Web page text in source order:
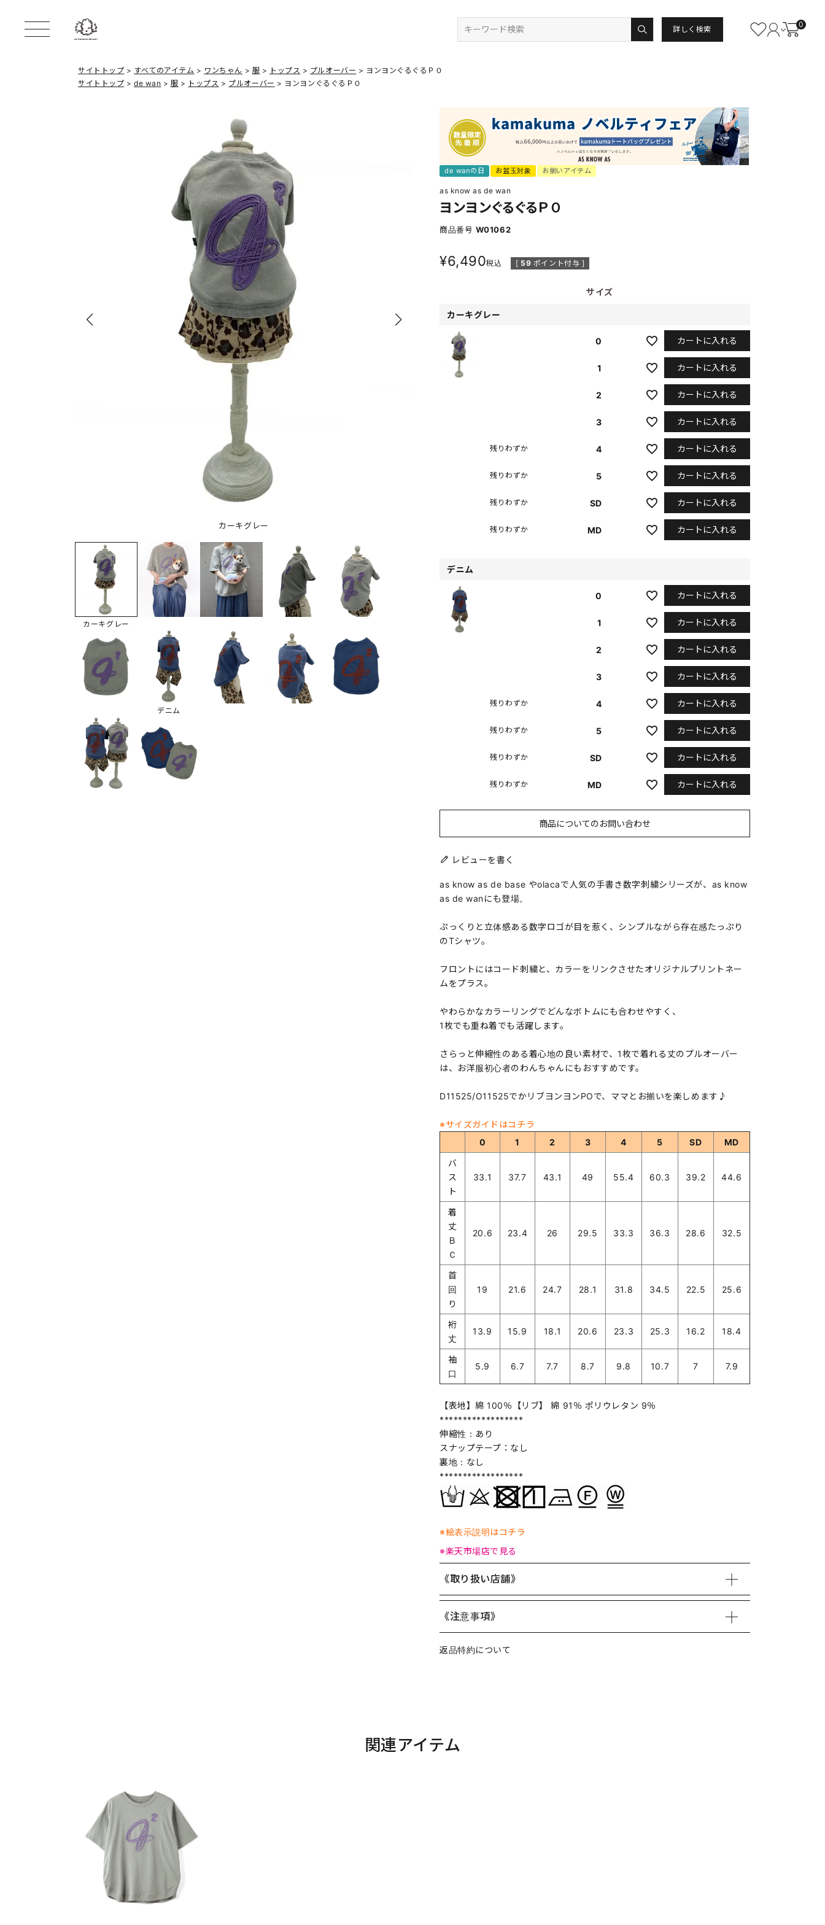
詳しく検索
0
サイトトップ すべてのアイテム ワンちゃん 服 トップス プルオーバー
ヨンヨンぐるぐるＰＯ
サイトトップ
de wan 服 トップス プルオーバー ヨンヨンぐるぐるＰＯ
カーキグレー
カーキグレー
デニム
de wanの日 お盆玉対象 お揃いアイテム
as know as de wan
ヨンヨンぐるぐるＰＯ
商品番号 W01062
¥6,490税込 [ 59 ポイント付与 ]
サイズ
カーキグレー
0 カートに入れる
1 カートに入れる
2 カートに入れる
3 カートに入れる
4
残りわずか カートに入れる
5
残りわずか カートに入れる
SD
残りわずか カートに入れる
MD
残りわずか カートに入れる
デニム
0 カートに入れる
1 カートに入れる
2 カートに入れる
3 カートに入れる
4
残りわずか カートに入れる
5
残りわずか カートに入れる
SD
残りわずか カートに入れる
MD
残りわずか カートに入れる
商品についてのお問い合わせ
レビューを書く
as know as de base やolacaで人気の手書き数字刺繍シリーズが、as know
as de wanにも登場。
ぷっくりと立体感ある数字ロゴが目を惹く、シンプルながら存在感たっぷり
のTシャツ。
フロントにはコード刺繍と、カラーをリンクさせたオリジナルプリントネー
ムをプラス。
やわらかなカラーリングでどんなボトムにも合わせやすく、
1枚でも重ね着でも活躍します。
さらっと伸縮性のある着心地の良い素材で、1枚で着れる丈のプルオーバー
は、お洋服初心者のわんちゃんにもおすすめです。
D11525/O11525でかリブヨンヨンPOで、ママとお揃いを楽しめます♪
※サイズガイドはコチラ
0
1 2 3 4 5 SD
MD
バ
ス
ト
33.1 37.7 43.1 49 55.4 60.3 39.2 44.6
着
丈
Ｂ
Ｃ
20.6 23.4 26 29.5 33.3 36.3 28.6 32.5
首
回
り
19 21.6 24.7 28.1 31.8 34.5 22.5 25.6
裄
丈
13.9 15.9 18.1 20.6 23.3 25.3 16.2 18.4
袖
口
5.9 6.7 7.7 8.7 9.8 10.7 7 7.9
【表地】綿 100％【リブ】 綿 91％ ポリウレタン 9％
******************
伸縮性：あり
スナップテープ：なし
裏地：なし
******************
※絵表示説明はコチラ
※楽天市場店で見る
《取り扱い店舗》
《注意事項》
返品特約について
関連アイテム